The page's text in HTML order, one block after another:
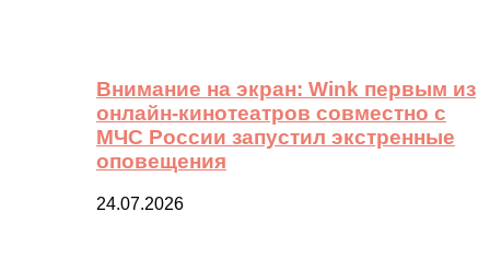
Внимание на экран: Wink первым из
онлайн-кинотеатров совместно с
МЧС России запустил экстренные
оповещения
24.07.2026